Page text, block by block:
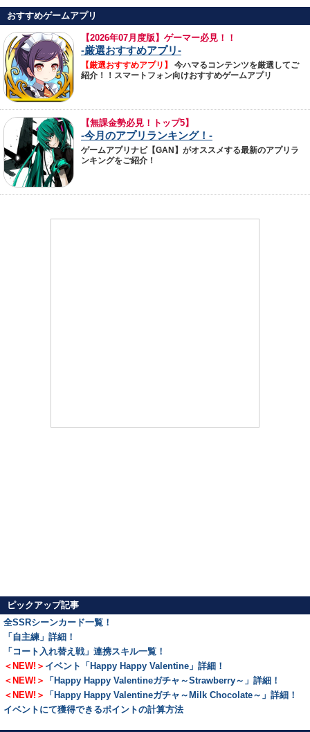
おすすめゲームアプリ
【2026年07月度版】ゲーマー必見！！
-厳選おすすめアプリ-
【厳選おすすめアプリ】
今ハマるコンテンツを厳選してご
紹介！！スマートフォン向けおすすめゲームアプリ
【無課金勢必見！トップ5】
-今月のアプリランキング！-
ゲームアプリナビ【GAN】がオススメする最新のアプリラ
ンキングをご紹介！
ピックアップ記事
全SSRシーンカード一覧！
「自主練」詳細！
「コート入れ替え戦」連携スキル一覧！
＜NEW!＞ イベント「Happy Happy Valentine」詳細！
＜NEW!＞
「Happy Happy Valentineガチャ～Strawberry～」詳細！
＜NEW!＞
「Happy Happy Valentineガチャ～Milk Chocolate～」詳細！
イベントにて獲得できるポイントの計算方法